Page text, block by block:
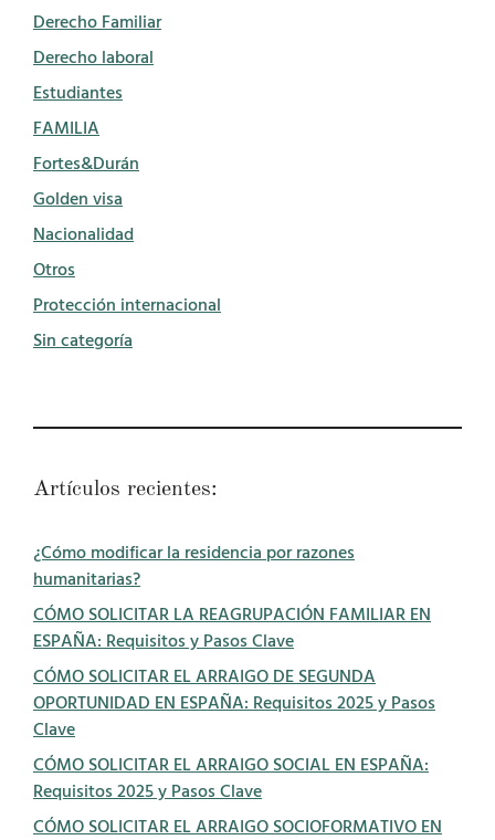
Derecho Familiar
Derecho laboral
Estudiantes
FAMILIA
Fortes&Durán
Golden visa
Nacionalidad
Otros
Protección internacional
Sin categoría
Artículos recientes:
¿Cómo modificar la residencia por razones
humanitarias?
CÓMO SOLICITAR LA REAGRUPACIÓN FAMILIAR EN
ESPAÑA: Requisitos y Pasos Clave
CÓMO SOLICITAR EL ARRAIGO DE SEGUNDA
OPORTUNIDAD EN ESPAÑA: Requisitos 2025 y Pasos
Clave
CÓMO SOLICITAR EL ARRAIGO SOCIAL EN ESPAÑA:
Requisitos 2025 y Pasos Clave
CÓMO SOLICITAR EL ARRAIGO SOCIOFORMATIVO EN